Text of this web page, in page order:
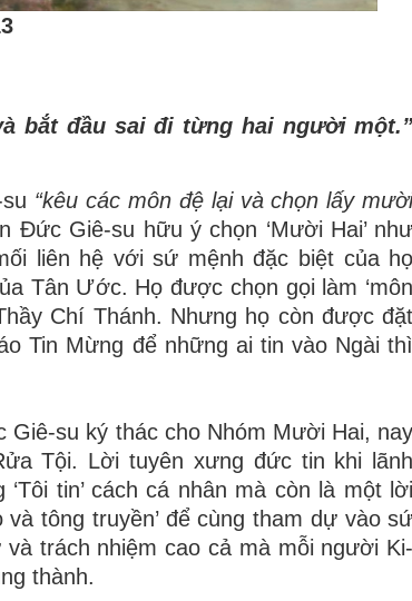
bắt đầu sai đi từng hai người một.”
“kêu các môn đệ lại và chọn lấy mười
Đức Giê-su hữu ý chọn ‘Mười Hai’ như
liên hệ với sứ mệnh đặc biệt của họ
Tân Ước. Họ được chọn gọi làm ‘môn
Chí Thánh. Nhưng họ còn được đặt
Tin Mừng để những ai tin vào Ngài thì
su ký thác cho Nhóm Mười Hai, nay
Tội. Lời tuyên xưng đức tin khi lãnh
tin’ cách cá nhân mà còn là một lời
tông truyền’ để cùng tham dự vào sứ
trách nhiệm cao cả mà mỗi người Ki-
thành.